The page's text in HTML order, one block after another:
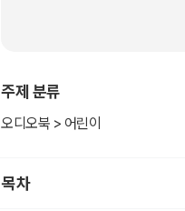
주제 분류
오디오북 > 어린이
목차